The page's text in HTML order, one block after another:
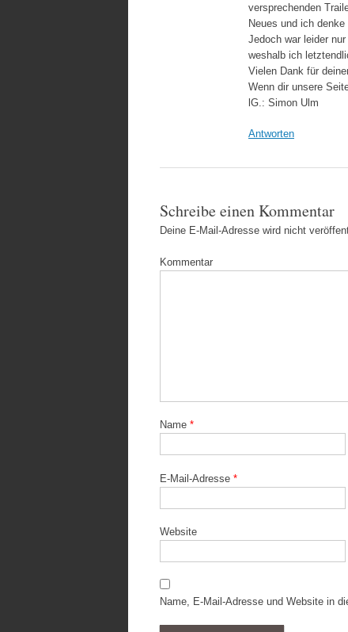
versprechenden
Neues und ich
Jedoch war leider
weshalb ich
Vielen Dank für
Wenn dir unsere
lG.: Simon Ulm
Antworten
Schreibe einen Kommentar
Deine E-Mail-Adresse wird nicht
Kommentar
Name *
E-Mail-Adresse *
Website
Name, E-Mail-Adresse und Website in